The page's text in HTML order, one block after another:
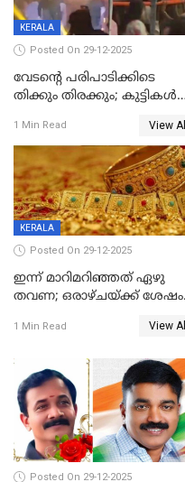
KERALA
Posted On 29-12-2025
വേടന്റെ പരിപാടിക്കിടെ
തിക്കും തിരക്കും; കുട്ടികള്‍
പരിക്ക്; പാളം മറികടന്ന
യുവാവ് ട്രെയിന്‍ തട്ടി മരിച്ചു
1 Min Read View All
KERALA
Posted On 29-12-2025
ഇന്ന് മാറിമറിഞ്ഞത് ഏഴു
തവണ; ഒരാഴ്ചയ്ക്ക് ശേഷം
1 Min Read View All
Posted On 29-12-2025